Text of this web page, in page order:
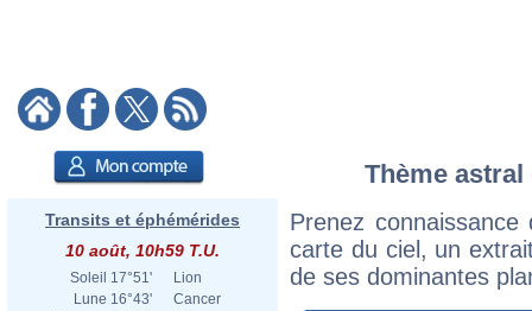
Transits et éphémérides
10 août, 10h59 T.U.
Soleil 17°51'
Lion
Lune 16°43'
Cancer
Thème
Prenez
carte du ciel, un
de ses dominantes